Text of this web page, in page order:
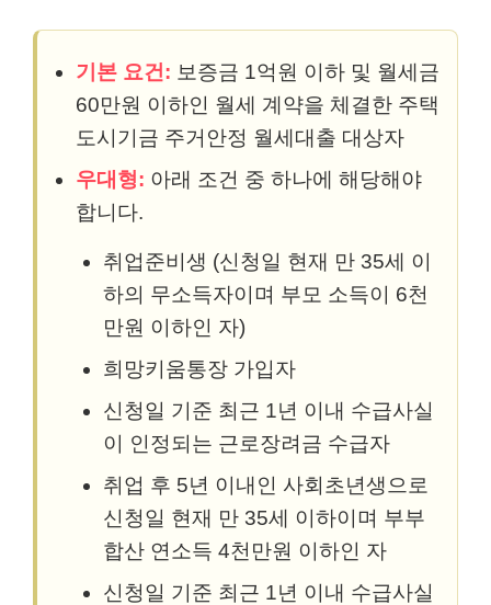
기본 요건: 보증금 1억원 이하 및 월세금
60만원 이하인 월세 계약을 체결한 주택
도시기금 주거안정 월세대출 대상자
우대형: 아래 조건 중 하나에 해당해야
합니다.
취업준비생 (신청일 현재 만 35세 이
하의 무소득자이며 부모 소득이 6천
만원 이하인 자)
희망키움통장 가입자
신청일 기준 최근 1년 이내 수급사실
이 인정되는 근로장려금 수급자
취업 후 5년 이내인 사회초년생으로
신청일 현재 만 35세 이하이며 부부
합산 연소득 4천만원 이하인 자
신청일 기준 최근 1년 이내 수급사실